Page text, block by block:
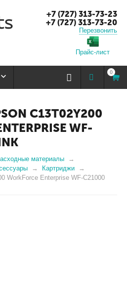
+7 (727) 313-73-23
+7 (727) 313-73-20
Перезвонить
Прайс-лист
0
C13T02Y200
WF-
материалы
Картриджи
WorkForce Enterprise WF-C21000